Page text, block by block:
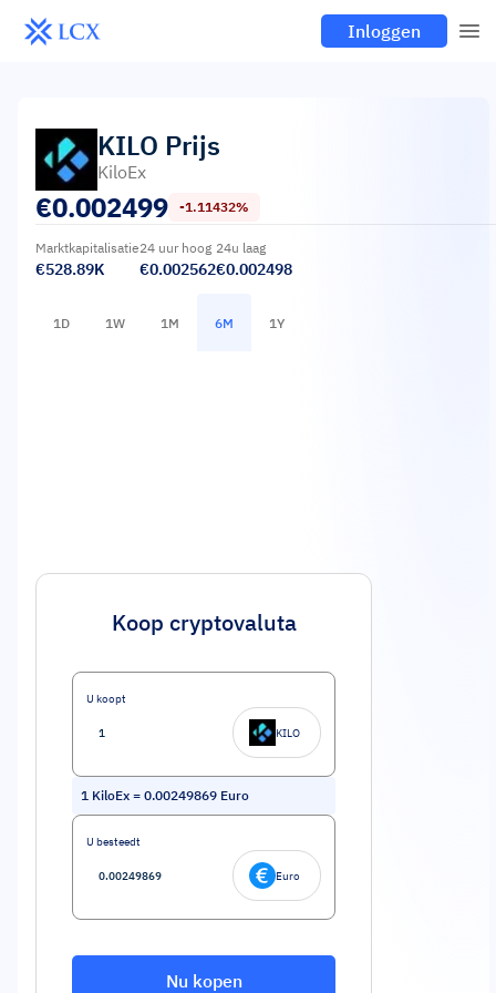
Inloggen
KILO Prijs
KiloEx
€0.002499 -1.11432%
Marktkapitalisatie
€528.89K
24 uur hoog
€0.002562
24u laag
€0.002498
1D 1W 1M 6M 1Y
Koop cryptovaluta
U koopt
KILO
1 KiloEx = 0.00249869 Euro
U besteedt
Euro
Nu kopen